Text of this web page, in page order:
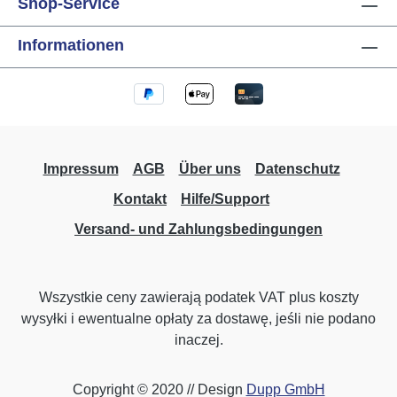
za pomoca pilota LCN-RT, przesylajac
numer seryjny w celu identyfikacji dla
bezpieczenstwa. Przyciemniany pierscien
dekoracyjnego oswietlenia sciennego oraz
techniczne Wymiary: 75mm x 75mm
Shop-Service
Informationen
Impressum AGB Über uns
Datenschutz
Kontakt
Hilfe/Support
Versand- und Zahlungsbedingungen
Wszystkie ceny zawierają podatek VAT plus koszty
wysyłki i ewentualne opłaty za dostawę, jeśli nie podano
inaczej.
Copyright © 2020 // Design Dupp GmbH